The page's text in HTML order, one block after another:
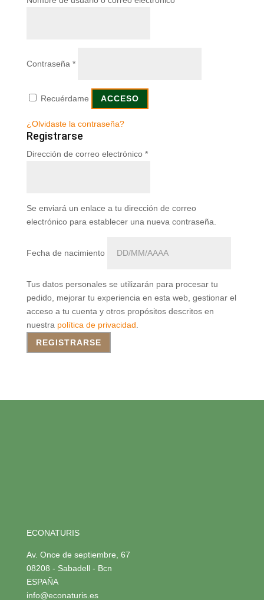
Contraseña *
Recuérdame ACCESO
¿Olvidaste la contraseña?
Registrarse
Dirección de correo electrónico *Obligatorio
Se enviará un enlace a tu dirección de correo
electrónico para establecer una nueva contraseña.
Fecha de nacimiento
Tus datos personales se utilizarán para procesar tu
pedido, mejorar tu experiencia en esta web, gestionar el
acceso a tu cuenta y otros propósitos descritos en
nuestra política de privacidad.
REGISTRARSE
ECONATURIS
Av. Once de septiembre, 67
08208 - Sabadell - Bcn
ESPAÑA
info@econaturis.es